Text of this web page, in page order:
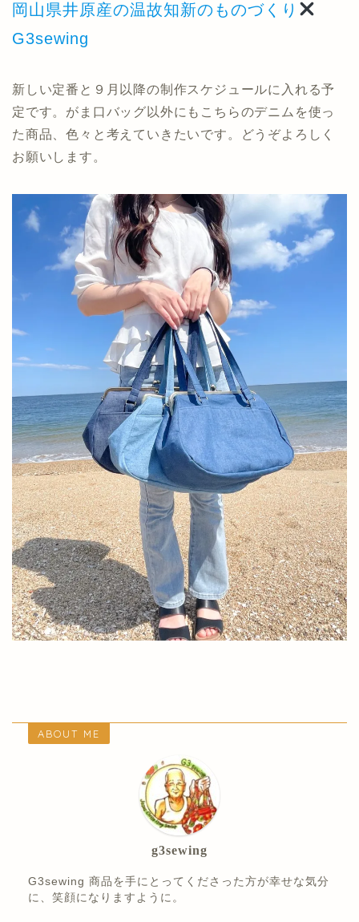
岡山県井原産の温故知新のものづくり
G3sewing
新しい定番と９月以降の制作スケジュールに入れる予
定です。がま口バッグ以外にもこちらのデニムを使っ
た商品、色々と考えていきたいです。どうぞよろしく
お願いします。
ABOUT ME
g3sewing
G3sewing 商品を手にとってくださった方が幸せな気分
に、笑顔になりますように。